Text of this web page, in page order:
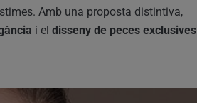
Amb una proposta distintiva,
i el disseny de peces exclusives